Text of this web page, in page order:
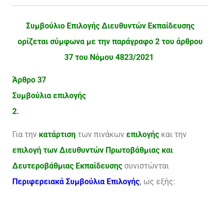
Συμβούλιο Επιλογής Διευθυντών Εκπαίδευσης
ορίζεται σύμφωνα με την παράγραφο 2 του άρθρου
37 του Νόμου 4823/2021
Άρθρο 37
Συμβούλια επιλογής
2.
Για την κατάρτιση των πινάκων επιλογής και την
επιλογή των Διευθυντών Πρωτοβάθμιας και
Δευτεροβάθμιας Εκπαίδευσης συνιστώνται
Περιφερειακά Συμβούλια Επιλογής, ως εξής: